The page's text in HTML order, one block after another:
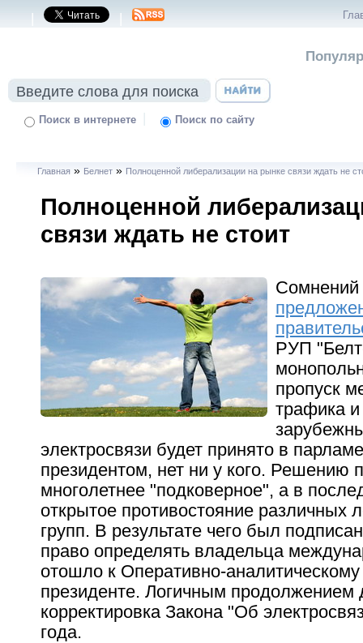
| |
Поиск в интернете | Поиск по сайту
Главная » Белнет » Полноценной либерализации на рынке связи ждать не
Полноценной
связи ждать не стоит
Сомнений
РУП
пропуск
трафика
электросвязи будет принято в
президентом, нет ни у кого. Решению
многолетнее "подковерное", а в
открытое противостояние различных
групп. В результате чего был
право определять владельца
отошло к Оперативно-
президенте. Логичным продолжением
корректировка Закона "Об
года.